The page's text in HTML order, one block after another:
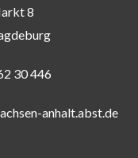
8
30 446
anhalt.abst.de